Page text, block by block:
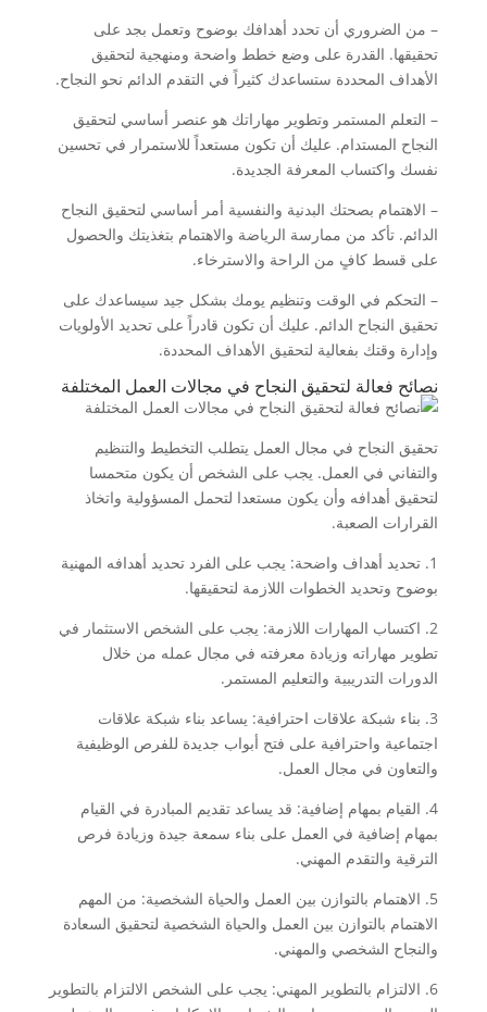
– من الضروري أن تحدد أهدافك بوضوح وتعمل بجد على
تحقيقها. القدرة على وضع خطط واضحة ومنهجية لتحقيق
الأهداف المحددة ستساعدك كثيراً في التقدم الدائم نحو النجاح.
– التعلم المستمر وتطوير مهاراتك هو عنصر أساسي لتحقيق
النجاح المستدام. عليك أن تكون مستعداً للاستمرار في تحسين
نفسك واكتساب المعرفة الجديدة.
– الاهتمام بصحتك البدنية والنفسية أمر أساسي لتحقيق النجاح
الدائم. تأكد من ممارسة الرياضة والاهتمام بتغذيتك والحصول
على قسط كافٍ من الراحة والاسترخاء.
– التحكم في الوقت وتنظيم يومك بشكل جيد سيساعدك على
تحقيق النجاح الدائم. عليك أن تكون قادراً على تحديد الأولويات
وإدارة وقتك بفعالية لتحقيق الأهداف المحددة.
نصائح فعالة لتحقيق النجاح في مجالات العمل المختلفة
تحقيق النجاح في مجال العمل يتطلب التخطيط والتنظيم
والتفاني في العمل. يجب على الشخص أن يكون متحمسا
لتحقيق أهدافه وأن يكون مستعدا لتحمل المسؤولية واتخاذ
القرارات الصعبة.
1. تحديد أهداف واضحة: يجب على الفرد تحديد أهدافه المهنية
بوضوح وتحديد الخطوات اللازمة لتحقيقها.
2. اكتساب المهارات اللازمة: يجب على الشخص الاستثمار في
تطوير مهاراته وزيادة معرفته في مجال عمله من خلال
الدورات التدريبية والتعليم المستمر.
3. بناء شبكة علاقات احترافية: يساعد بناء شبكة علاقات
اجتماعية واحترافية على فتح أبواب جديدة للفرص الوظيفية
والتعاون في مجال العمل.
4. القيام بمهام إضافية: قد يساعد تقديم المبادرة في القيام
بمهام إضافية في العمل على بناء سمعة جيدة وزيادة فرص
الترقية والتقدم المهني.
5. الاهتمام بالتوازن بين العمل والحياة الشخصية: من المهم
الاهتمام بالتوازن بين العمل والحياة الشخصية لتحقيق السعادة
والنجاح الشخصي والمهني.
6. الالتزام بالتطوير المهني: يجب على الشخص الالتزام بالتطوير